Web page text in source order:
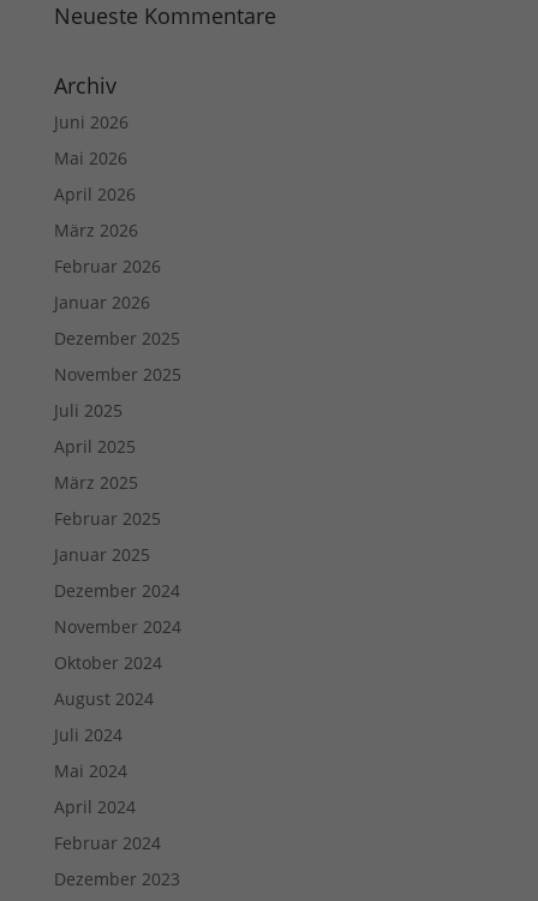
Neueste Kommentare
Archiv
Juni 2026
Mai 2026
April 2026
März 2026
Februar 2026
Januar 2026
Dezember 2025
November 2025
Juli 2025
April 2025
März 2025
Februar 2025
Januar 2025
Dezember 2024
November 2024
Oktober 2024
August 2024
Juli 2024
Mai 2024
April 2024
Februar 2024
Dezember 2023